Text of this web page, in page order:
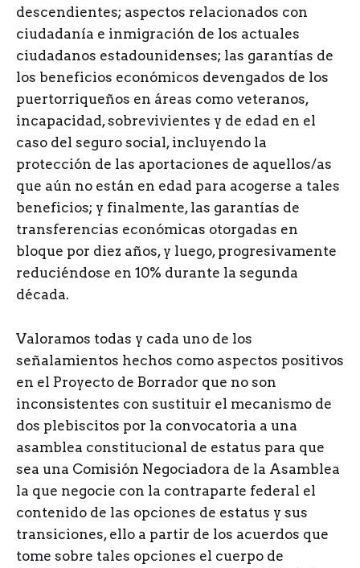
descendientes; aspectos relacionados con
ciudadanía e inmigración de los actuales
ciudadanos estadounidenses; las garantías de
los beneficios económicos devengados de los
puertorriqueños en áreas como veteranos,
incapacidad, sobrevivientes y de edad en el
caso del seguro social, incluyendo la
protección de las aportaciones de aquellos/as
que aún no están en edad para acogerse a tales
beneficios; y finalmente, las garantías de
transferencias económicas otorgadas en
bloque por diez años, y luego, progresivamente
reduciéndose en 10% durante la segunda
década.
Valoramos todas y cada uno de los
señalamientos hechos como aspectos positivos
en el Proyecto de Borrador que no son
inconsistentes con sustituir el mecanismo de
dos plebiscitos por la convocatoria a una
asamblea constitucional de estatus para que
sea una Comisión Negociadora de la Asamblea
la que negocie con la contraparte federal el
contenido de las opciones de estatus y sus
transiciones, ello a partir de los acuerdos que
tome sobre tales opciones el cuerpo de